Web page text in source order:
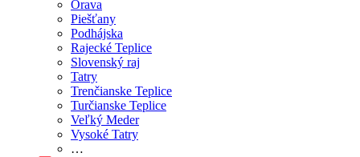
Orava
Piešťany
Podhájska
Rajecké Teplice
Slovenský raj
Tatry
Trenčianske Teplice
Turčianske Teplice
Veľký Meder
Vysoké Tatry
…